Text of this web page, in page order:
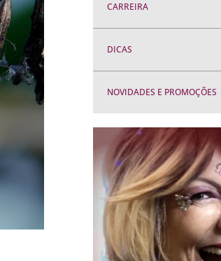
CARREIRA
DICAS
NOVIDADES E PROMOÇÕES